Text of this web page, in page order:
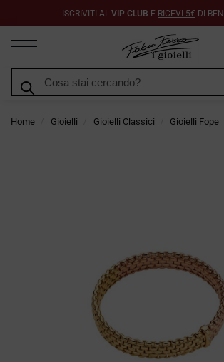
ISCRIVITI AL VIP CLUB E RICEVI 5€ DI
Home Gioielli Gioielli Classici Gioielli Fope